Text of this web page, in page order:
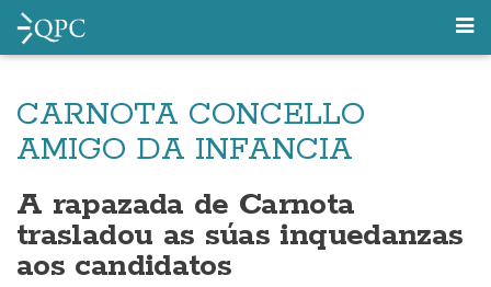
CARNOTA CONCELLO
AMIGO DA INFANCIA
A rapazada de Carnota
trasladou as súas inquedanzas
aos candidatos